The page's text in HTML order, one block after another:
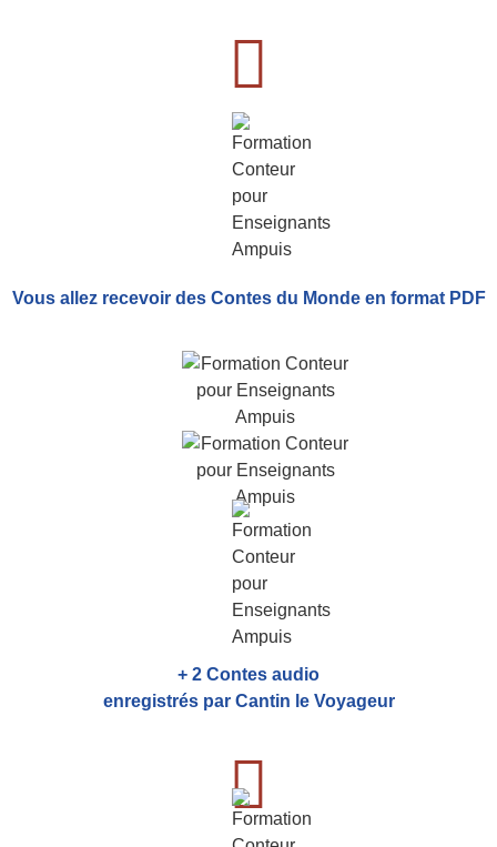
Vous allez recevoir des Contes du Monde en format PDF
+ 2 Contes audio
enregistrés par Cantin le Voyageur